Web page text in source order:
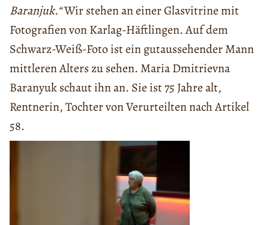
Baranjuk.“Wir stehen an einer Glasvitrine mit
Fotografien von Karlag-Häftlingen. Auf dem
Schwarz-Weiß-Foto ist ein gutaussehender Mann
mittleren Alters zu sehen. Maria Dmitrievna
Baranyuk schaut ihn an. Sie ist 75 Jahre alt,
Rentnerin, Tochter von Verurteilten nach Artikel
58.